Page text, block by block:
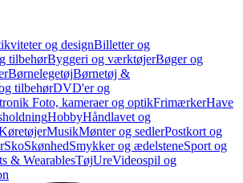
og designBilletter og
tilbehørByggeri og værktøjerBøger og
BørnelegetøjBørnetøj &
tilbehørDVD'er og
Foto, kameraer og optikFrimærkerHave
HobbyHåndlavet og
MusikMønter og sedlerPostkort og
SkoSkønhedSmykker og ædelsteneSport og
& WearablesTøjUreVideospil og